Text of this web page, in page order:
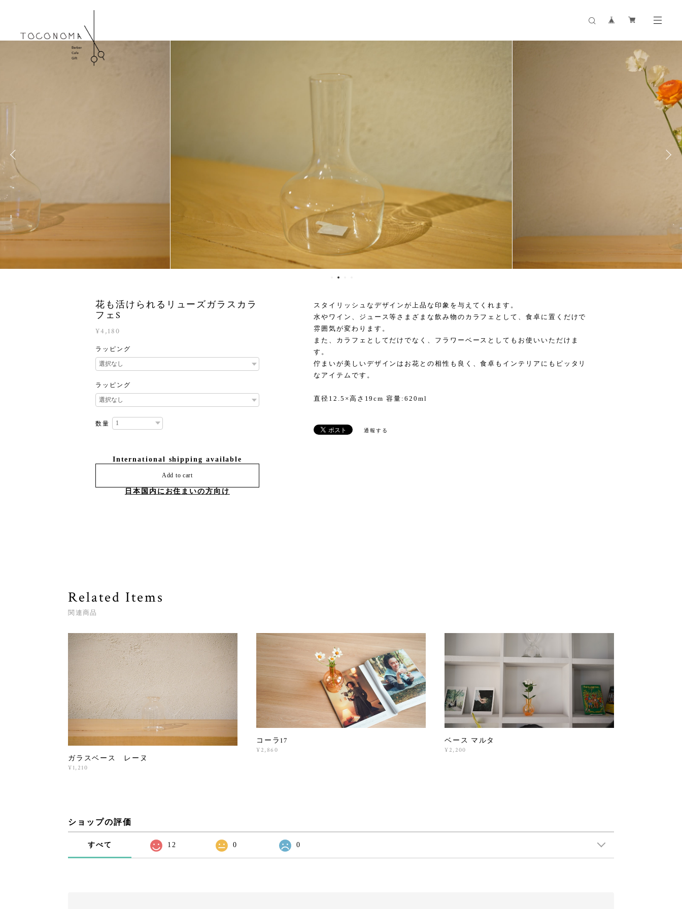
花も活けられるリューズガラスカラ
フェS
¥4,180
ラッピング
ラッピング
数量
International shipping available
Add to cart
日本国内にお住まいの方向け
スタイリッシュなデザインが上品な印象を与えてくれます。
水やワイン、ジュース等さまざまな飲み物のカラフェとして、食卓に置くだけで
雰囲気が変わります。
また、カラフェとしてだけでなく、フラワーベースとしてもお使いいただけま
す。
佇まいが美しいデザインはお花との相性も良く、食卓もインテリアにもピッタリ
なアイテムです。
直径12.5×高さ19cm 容量:620ml
通報する
Related Items
関連商品
ガラスベース レーヌ
¥1,210
コーラ17
¥2,860
ベース マルタ
¥2,200
ショップの評価
すべて 12 0 0